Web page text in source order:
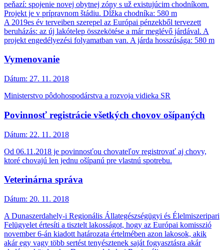
peňazí: spojenie novej obytnej zóny s už existujúcim chodníkom.
Projekt je v prípravnom štádiu. Dĺžka chodníka: 580 m
A 2019es év terveiben szerepel az Európai pénzekből tervezett
beruházás: az új lakótelep összekötése a már meglévő járdával. A
projekt engedélyezési folyamatban van. A járda hosszúsága: 580 m
Vymenovanie
Dátum: 27. 11. 2018
Ministerstvo pôdohospodárstva a rozvoja vidieka SR
Povinnosť registrácie všetkých chovov ošípaných
Dátum: 22. 11. 2018
Od 06.11.2018 je povinnosťou chovateľov registrovať aj chovy,
ktoré chovajú len jednu ošípanú pre vlastnú spotrebu.
Veterinárna správa
Dátum: 20. 11. 2018
A Dunaszerdahely-i Regionális Állategészségügyi és Élelmiszeripari
Felügyelet értesíti a tisztelt lakosságot, hogy az Európai komisszió
november 6-án kiadott határozata értelmében azon lakosok, akik
akár egy vagy több sertést tenyésztenek saját fogyasztásra akár